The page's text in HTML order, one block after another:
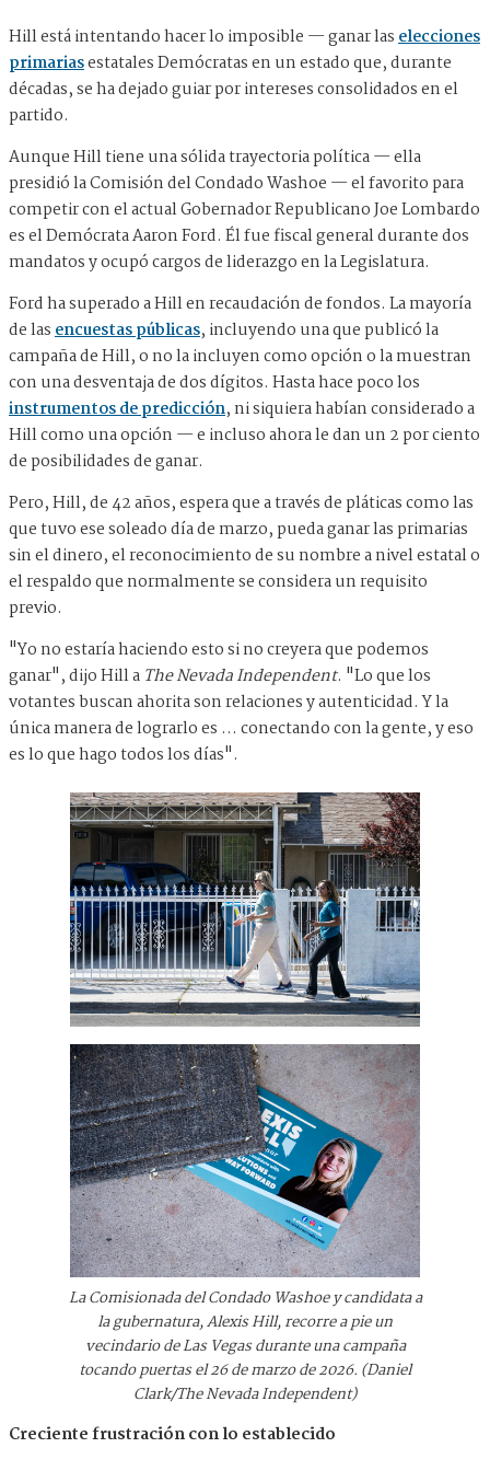
Hill está intentando hacer lo imposible — ganar laselecciones
primariasestatales Demócratas en un estado que, durante
décadas, se ha dejado guiar por intereses consolidados en el
partido.
Aunque Hill tiene una sólida trayectoria política — ella
presidió la Comisión del Condado Washoe — el favorito para
competir con el actual Gobernador Republicano Joe Lombardo
es el Demócrata Aaron Ford. Él fue fiscal general durante dos
mandatos y ocupó cargos de liderazgo en la Legislatura.
Ford ha superado a Hill en recaudación de fondos. La mayoría
de lasencuestas públicas, incluyendo una que publicó la
campaña de Hill, o no la incluyen como opción o la muestran
con una desventaja de dos dígitos. Hasta hace poco los
instrumentos de predicción, ni siquiera habían considerado a
Hill como una opción — e incluso ahora le dan un 2 por ciento
de posibilidades de ganar.
Pero, Hill, de 42 años, espera que a través de pláticas como las
que tuvo ese soleado día de marzo, pueda ganar las primarias
sin el dinero, el reconocimiento de su nombre a nivel estatal o
el respaldo que normalmente se considera un requisito
previo.
"Yo no estaría haciendo esto si no creyera que podemos
ganar", dijo Hill a The Nevada Independent. "Lo que los
votantes buscan ahorita son relaciones y autenticidad. Y la
única manera de lograrlo es ... conectando con la gente, y eso
es lo que hago todos los días".
La Comisionada del Condado Washoe y candidata a
la gubernatura, Alexis Hill, recorre a pie un
vecindario de Las Vegas durante una campaña
tocando puertas el 26 de marzo de 2026. (Daniel
Clark/The Nevada Independent)
Creciente frustración con lo establecido